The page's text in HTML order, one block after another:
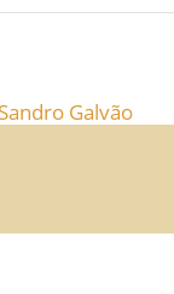
Galvão